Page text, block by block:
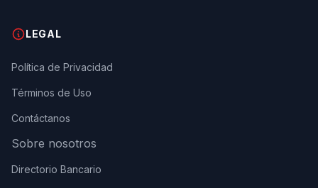
LEGAL
Política de Privacidad
Términos de Uso
Contáctanos
Sobre nosotros
Directorio Bancario